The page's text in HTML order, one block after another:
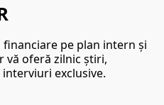
pe plan intern şi
oferă zilnic ştiri,
exclusive.